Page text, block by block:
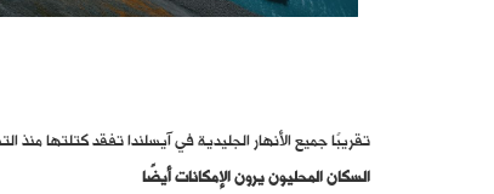
تقريبًا جميع الأنهار الجليدية في آيسلندا تفقد كتلتها منذ
السكان المحليون يرون الإمكانات أيضًا